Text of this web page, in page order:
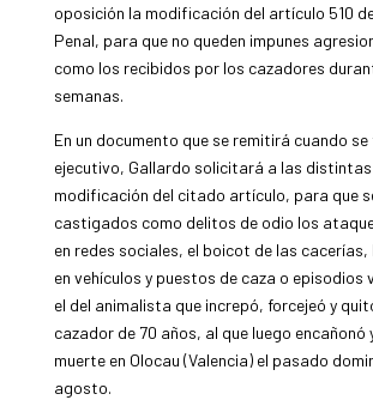
oposición la modificación del artículo 510
Penal, para que no queden impunes
como los recibidos por los cazadores
semanas.
En un documento que se remitirá cuando se
ejecutivo, Gallardo solicitará a las
modificación del citado artículo, para que
castigados como delitos de odio los
en redes sociales, el boicot de las
en vehículos y puestos de caza o episodios
el del animalista que increpó, forcejeó y
cazador de 70 años, al que luego encañonó
muerte en Olocau (Valencia) el pasado
agosto.